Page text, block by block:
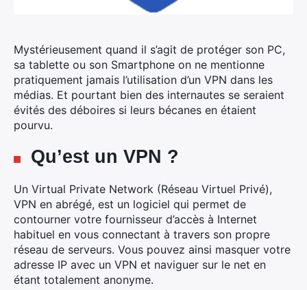
Mystérieusement quand il s’agit de protéger son PC,
sa tablette ou son Smartphone on ne mentionne
pratiquement jamais l’utilisation d’un VPN dans les
médias. Et pourtant bien des internautes se seraient
évités des déboires si leurs bécanes en étaient
pourvu.
Qu’est un VPN ?
Un Virtual Private Network (Réseau Virtuel Privé),
VPN en abrégé, est un logiciel qui permet de
contourner votre fournisseur d’accès à Internet
habituel en vous connectant à travers son propre
réseau de serveurs. Vous pouvez ainsi masquer votre
adresse IP avec un VPN et naviguer sur le net en
étant totalement anonyme.